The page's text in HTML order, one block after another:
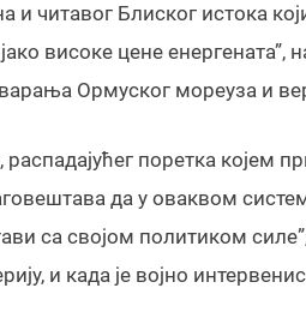
и читавог Блиског истока
високе цене енергената”,
Ормуског мореуза и
поретка којем
да у оваквом
са својом политиком
и када је војно